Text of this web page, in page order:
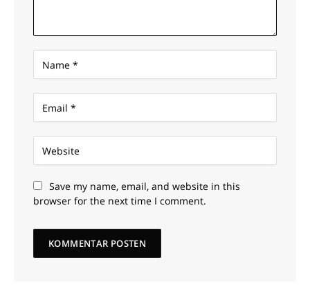
Save my name, email, and website in this
browser for the next time I comment.